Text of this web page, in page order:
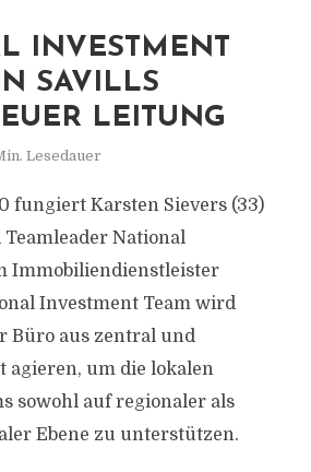
INVESTMENT
SAVILLS
LEITUNG
Lesedauer
fungiert Karsten Sievers (33)
National
Immobiliendienstleister
Investment Team wird
Büro aus zentral und
agieren, um die lokalen
sowohl auf regionaler als
Ebene zu unterstützen.